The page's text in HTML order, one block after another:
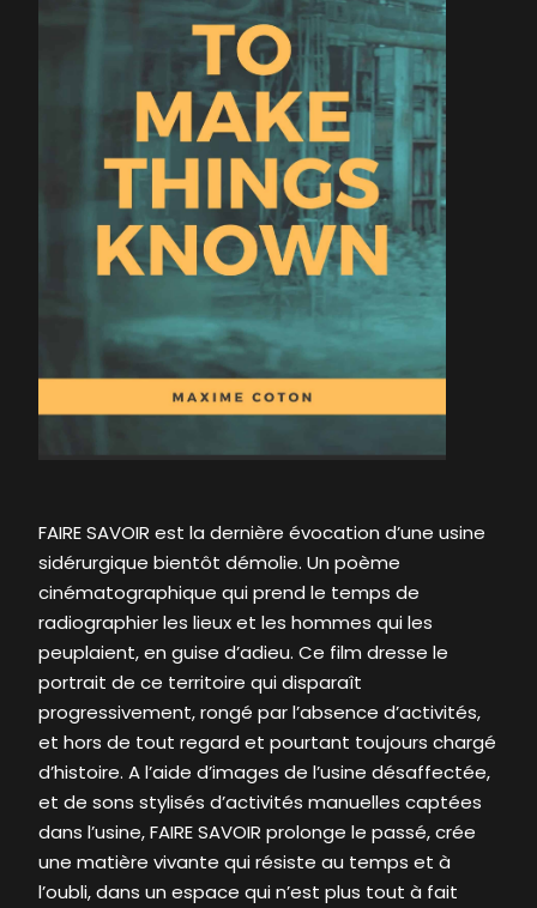
FAIRE SAVOIR est la dernière évocation d’une usine
sidérurgique bientôt démolie. Un poème
cinématographique qui prend le temps de
radiographier les lieux et les hommes qui les
peuplaient, en guise d’adieu. Ce film dresse le
portrait de ce territoire qui disparaît
progressivement, rongé par l’absence d’activités,
et hors de tout regard et pourtant toujours chargé
d’histoire. A l’aide d’images de l’usine désaffectée,
et de sons stylisés d’activités manuelles captées
dans l’usine, FAIRE SAVOIR prolonge le passé, crée
une matière vivante qui résiste au temps et à
l’oubli, dans un espace qui n’est plus tout à fait